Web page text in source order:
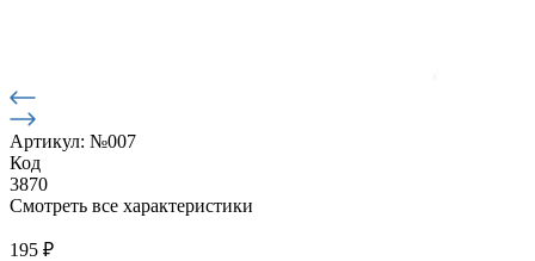
Артикул: №007
Код
3870
Смотреть все характеристики
195 ₽